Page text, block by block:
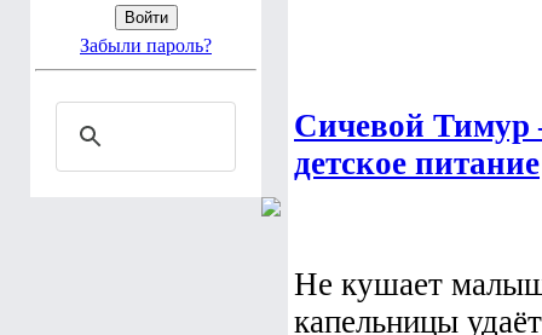
Забыли пароль?
Сичевой Тимур
детское питание
Не кушает малыш
капельницы